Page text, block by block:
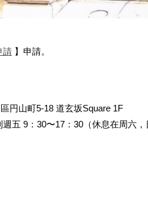
請 】申請。
円山町5-18 道玄坂Square 1F
週五 9：30〜17：30（休息在周六